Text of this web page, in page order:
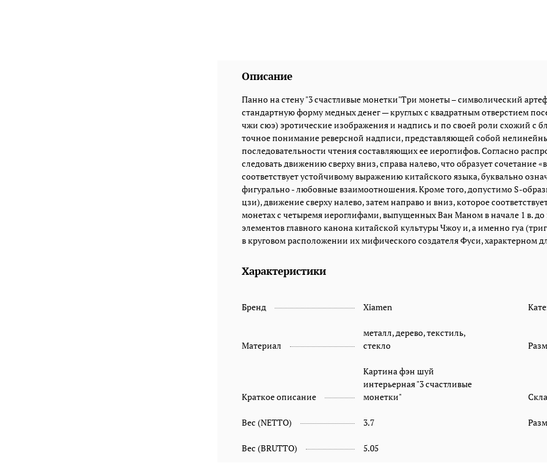
Описание
Панно на стену "3 счастливые монетки"Три монеты – символический
стандартную форму медных денег — круглых с квадратным отверстием
чжи сюэ) эротические изображения и надпись и по своей роли схожий с
точное понимание реверсной надписи, представляющей собой
последовательности чтения составляющих ее иероглифов. Согласно
следовать движению сверху вниз, справа налево, что образует сочетание
соответствует устойчивому выражению китайского языка, буквально
фигурально - любовные взаимоотношения. Кроме того, допустимо S-
цзи), движение сверху налево, затем направо и вниз, которое
монетах с четыремя иероглифами, выпущенных Ван Маном в начале 1 в.
элементов главного канона китайской культуры Чжоу и, а именно гуа
в круговом расположении их мифического создателя Фуси, характерном
Характеристики
Бренд Xiamen
Материал
металл, дерево, текстиль,
стекло
Краткое описание
Картина фэн шуй
интерьерная "3 счастливые
монетки"
Вес (NETTO) 3.7
Вес (BRUTTO) 5.05